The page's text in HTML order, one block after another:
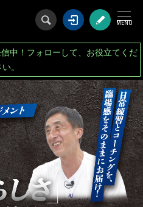
ログイン会
中！フォローして、お役立てくだ
。